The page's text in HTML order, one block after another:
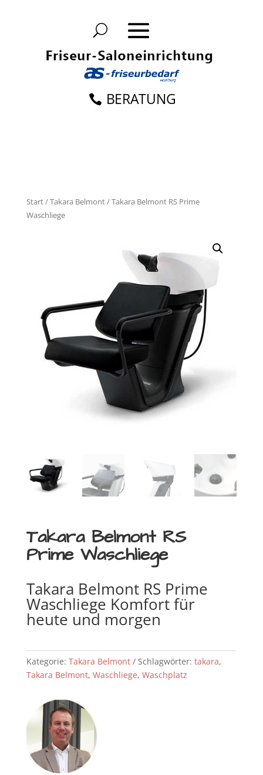
BERATUNG
Start/Takara Belmont/Takara BelmontRS Prime
Waschliege
Takara Belmont RS
Prime Waschliege
Takara Belmont RS Prime
Waschliege Komfort für
heute und morgen
Kategorie: Takara Belmont Schlagwörter: takara,
Takara Belmont, Waschliege, Waschplatz